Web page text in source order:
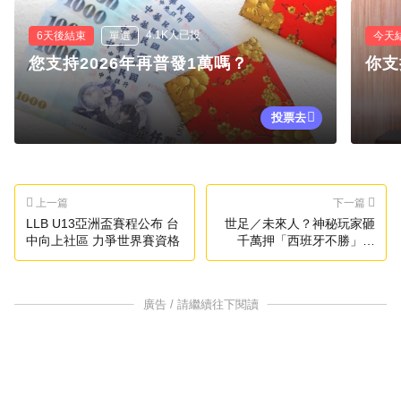
6天後結束 單選 4.1K人已投
您支持2026年再普發1萬嗎？
投票去
今天
你
上一篇
LLB U13亞洲盃賽程公布 台
中向上社區 力爭世界賽資格
下一篇
世足／未來人？神秘玩家砸
千萬押「西班牙不勝」賺
1.38億
廣告 / 請繼續往下閱讀